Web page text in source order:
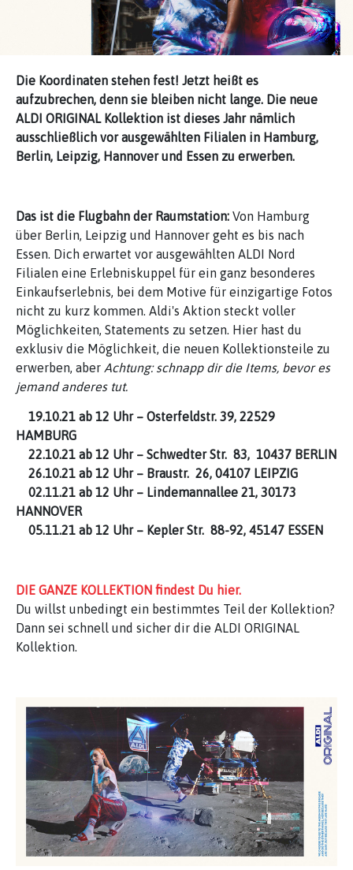
Die Koordinaten stehen fest! Jetzt heißt es
aufzubrechen, denn sie bleiben nicht lange. Die neue
ALDI ORIGINAL Kollektion ist dieses Jahr nämlich
ausschließlich vor ausgewählten Filialen in Hamburg,
Berlin, Leipzig, Hannover und Essen zu erwerben.
Das ist die Flugbahn der Raumstation: Von Hamburg
über Berlin, Leipzig und Hannover geht es bis nach
Essen. Dich erwartet vor ausgewählten ALDI Nord
Filialen eine Erlebniskuppel für ein ganz besonderes
Einkaufserlebnis, bei dem Motive für einzigartige Fotos
nicht zu kurz kommen. Aldi's Aktion steckt voller
Möglichkeiten, Statements zu setzen. Hier hast du
exklusiv die Möglichkeit, die neuen Kollektionsteile zu
erwerben, aber Achtung: schnapp dir die Items, bevor es
jemand anderes tut.
19.10.21 ab 12 Uhr – Osterfeldstr. 39, 22529
HAMBURG
22.10.21 ab 12 Uhr – Schwedter Str. 83, 10437 BERLIN
26.10.21 ab 12 Uhr – Braustr. 26, 04107 LEIPZIG
02.11.21 ab 12 Uhr – Lindemannallee 21, 30173
HANNOVER
05.11.21 ab 12 Uhr – Kepler Str. 88-92, 45147 ESSEN
DIE GANZE KOLLEKTION findest Du hier.
Du willst unbedingt ein bestimmtes Teil der Kollektion?
Dann sei schnell und sicher dir die ALDI ORIGINAL
Kollektion.